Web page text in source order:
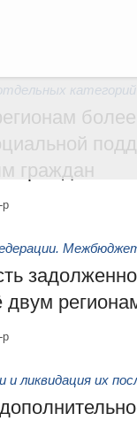
граждан
р
р
ликвидация их